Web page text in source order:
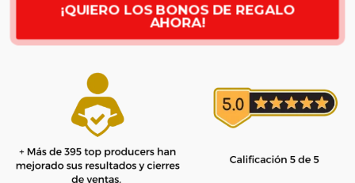
¡QUIERO LOS BONOS DE REGALO
AHORA!